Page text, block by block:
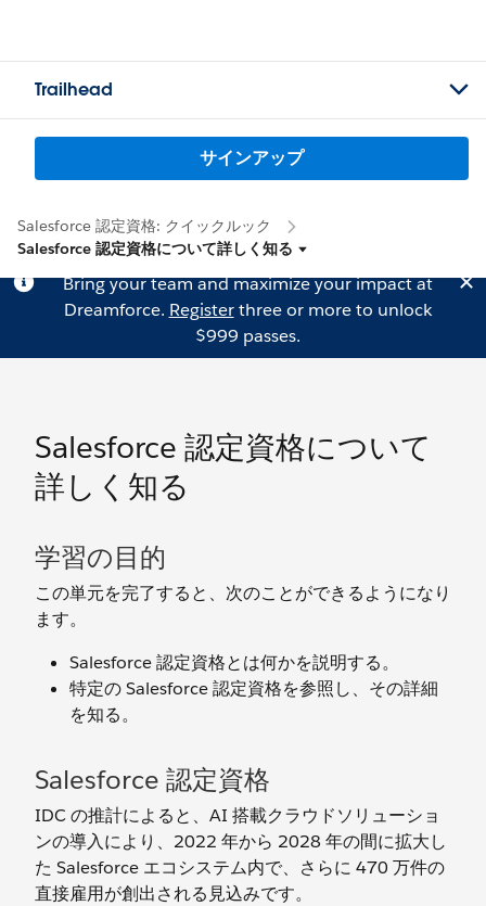
Trailhead
サインアップ
Salesforce 認定資格: クイックルック
Salesforce 認定資格について詳しく知る
Bring your team and maximize your impact at
Dreamforce. Registerthree or more to unlock
$999 passes.
Salesforce 認定資格について
詳しく知る
学習の目的
この単元を完了すると、次のことができるようになり
ます。
Salesforce 認定資格とは何かを説明する。
特定の Salesforce 認定資格を参照し、その詳細
を知る。
Salesforce 認定資格
IDC の推計によると、AI 搭載クラウドソリューショ
ンの導入により、2022 年から 2028 年の間に拡大し
た Salesforce エコシステム内で、さらに 470 万件の
直接雇用が創出される見込みです。